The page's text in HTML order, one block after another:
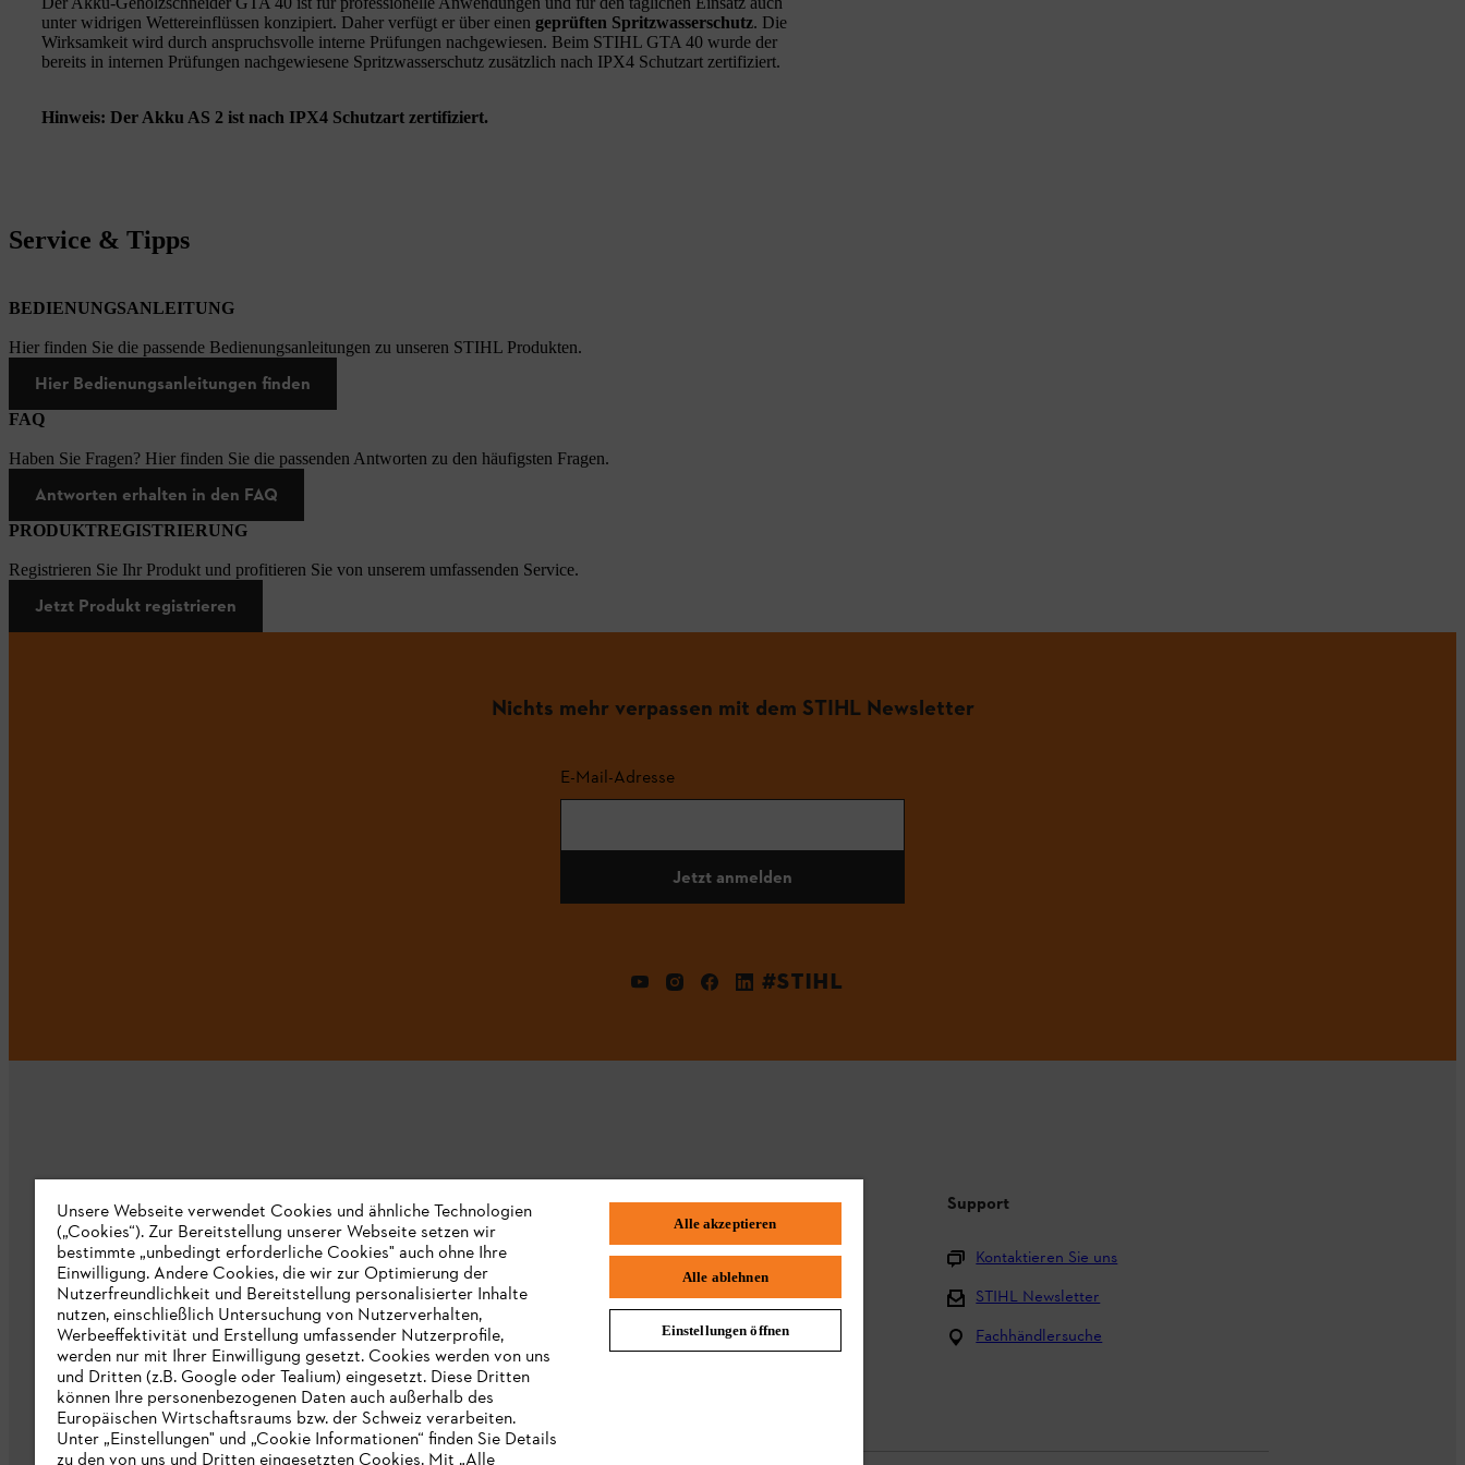
unter widrigen Wettereinflüssen konzipiert. Daher verfügt er über einen geprüften Spritzwasserschutz. Die
Wirksamkeit wird durch anspruchsvolle interne Prüfungen nachgewiesen. Beim STIHL GTA 40 wurde der
bereits in internen Prüfungen nachgewiesene Spritzwasserschutz zusätzlich nach IPX4 Schutzart zertifiziert.
Hinweis: Der Akku AS 2 ist nach IPX4 Schutzart zertifiziert.
Service & Tipps
BEDIENUNGSANLEITUNG
Hier finden Sie die passende Bedienungsanleitungen zu unseren STIHL Produkten.
Hier Bedienungsanleitungen finden
FAQ
Haben Sie Fragen? Hier finden Sie die passenden Antworten zu den häufigsten Fragen.
Antworten erhalten in den FAQ
PRODUKTREGISTRIERUNG
Registrieren Sie Ihr Produkt und profitieren Sie von unserem umfassenden Service.
Jetzt Produkt registrieren
Nichts mehr verpassen mit dem STIHL Newsletter
E-Mail-Adresse
Jetzt anmelden
#STIHL
Unternehmen
Über uns
Katalog
Informationen für Lieferanten
STIHL Hinweisgebersystem
Häufig gestellte Fragen
Sortiment
Batterien und elektrische Geräte
Bedienungsanleitungen
Support
Kontaktieren Sie uns
STIHL Newsletter
Fachhändlersuche
Unsere Webseite verwendet Cookies und ähnliche Technologien
(„Cookies“). Zur Bereitstellung unserer Webseite setzen wir
bestimmte „unbedingt erforderliche Cookies" auch ohne Ihre
Einwilligung. Andere Cookies, die wir zur Optimierung der
Nutzerfreundlichkeit und Bereitstellung personalisierter Inhalte
nutzen, einschließlich Untersuchung von Nutzerverhalten,
Werbeeffektivität und Erstellung umfassender Nutzerprofile,
werden nur mit Ihrer Einwilligung gesetzt. Cookies werden von uns
und Dritten (z.B. Google oder Tealium) eingesetzt. Diese Dritten
können Ihre personenbezogenen Daten auch außerhalb des
Europäischen Wirtschaftsraums bzw. der Schweiz verarbeiten.
Unter „Einstellungen" und „Cookie Informationen“ finden Sie Details
Alle akzeptieren
Alle ablehnen
Einstellungen öffnen